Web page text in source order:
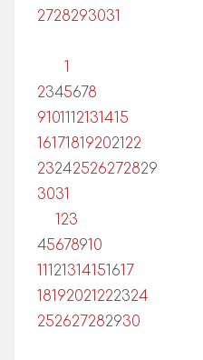
2728293031
1
2345678
9101112131415
161718192021 22
23242526272829
3031
1 23
45678910
11121314151617
18192021 222324
252627282930